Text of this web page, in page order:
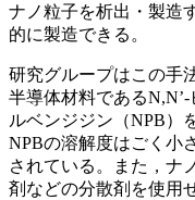
ナノ粒子を析出・製造
的に製造できる。
研究グループはこの手
半導体材料である
ルベンジジン（NPB）
NPBの溶解度はごく小
されている。また，ナ
剤などの分散剤を使用